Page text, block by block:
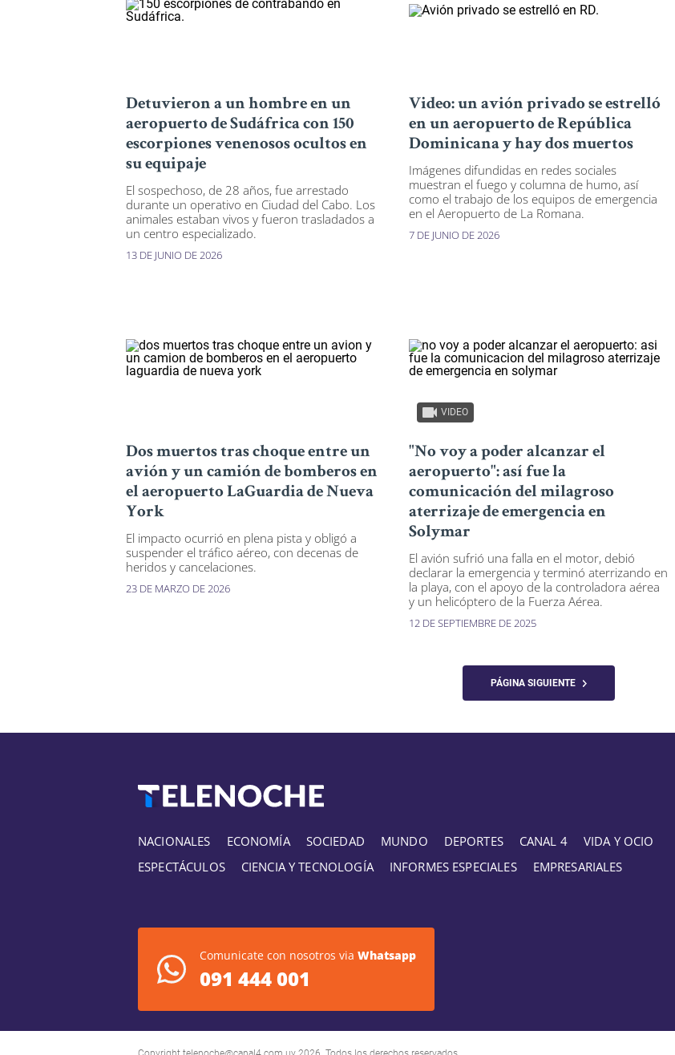
Detuvieron a un hombre en un
aeropuerto de Sudáfrica con 150
escorpiones venenosos ocultos en
su equipaje
El sospechoso, de 28 años, fue arrestado
durante un operativo en Ciudad del Cabo. Los
animales estaban vivos y fueron trasladados a
un centro especializado.
13 DE JUNIO DE 2026
Video: un avión privado se estrelló
en un aeropuerto de República
Dominicana y hay dos muertos
Imágenes difundidas en redes sociales
muestran el fuego y columna de humo, así
como el trabajo de los equipos de emergencia
en el Aeropuerto de La Romana.
7 DE JUNIO DE 2026
Dos muertos tras choque entre un
avión y un camión de bomberos en
el aeropuerto LaGuardia de Nueva
York
El impacto ocurrió en plena pista y obligó a
suspender el tráfico aéreo, con decenas de
heridos y cancelaciones.
23 DE MARZO DE 2026
VIDEO
"No voy a poder alcanzar el
aeropuerto": así fue la
comunicación del milagroso
aterrizaje de emergencia en
Solymar
El avión sufrió una falla en el motor, debió
declarar la emergencia y terminó aterrizando en
la playa, con el apoyo de la controladora aérea
y un helicóptero de la Fuerza Aérea.
12 DE SEPTIEMBRE DE 2025
PÁGINA SIGUIENTE
NACIONALES ECONOMÍA SOCIEDAD MUNDO DEPORTES CANAL 4
VIDA Y OCIO
ESPECTÁCULOS
CIENCIA Y TECNOLOGÍA INFORMES ESPECIALES EMPRESARIALES
Comunicate con nosotros via Whatsapp
091 444 001